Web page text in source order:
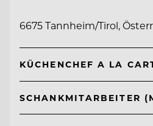
6675 Tannheim/Tirol,
KÜCHENCHEF A LA
SCHANKMITARBEITER